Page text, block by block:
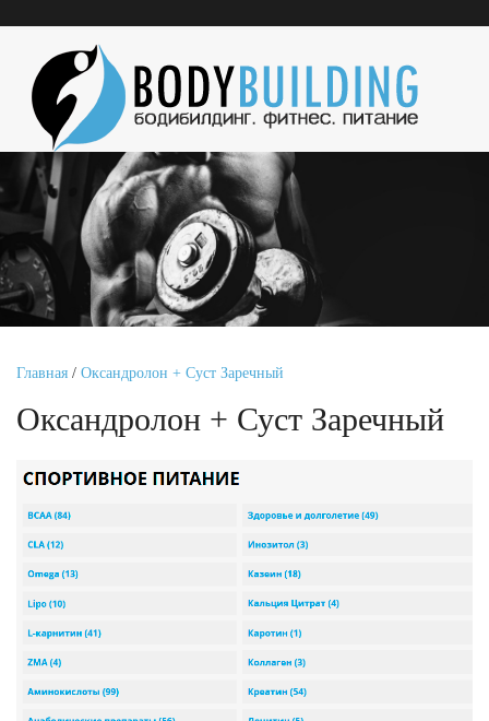
Главная / Оксандролон + Суст Заречный
Оксандролон + Суст Заречный